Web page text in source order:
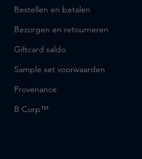
Bestellen en betalen
Bezorgen en retourneren
Giftcard saldo
Sample set voorwaarden
Provenance
B Corp™